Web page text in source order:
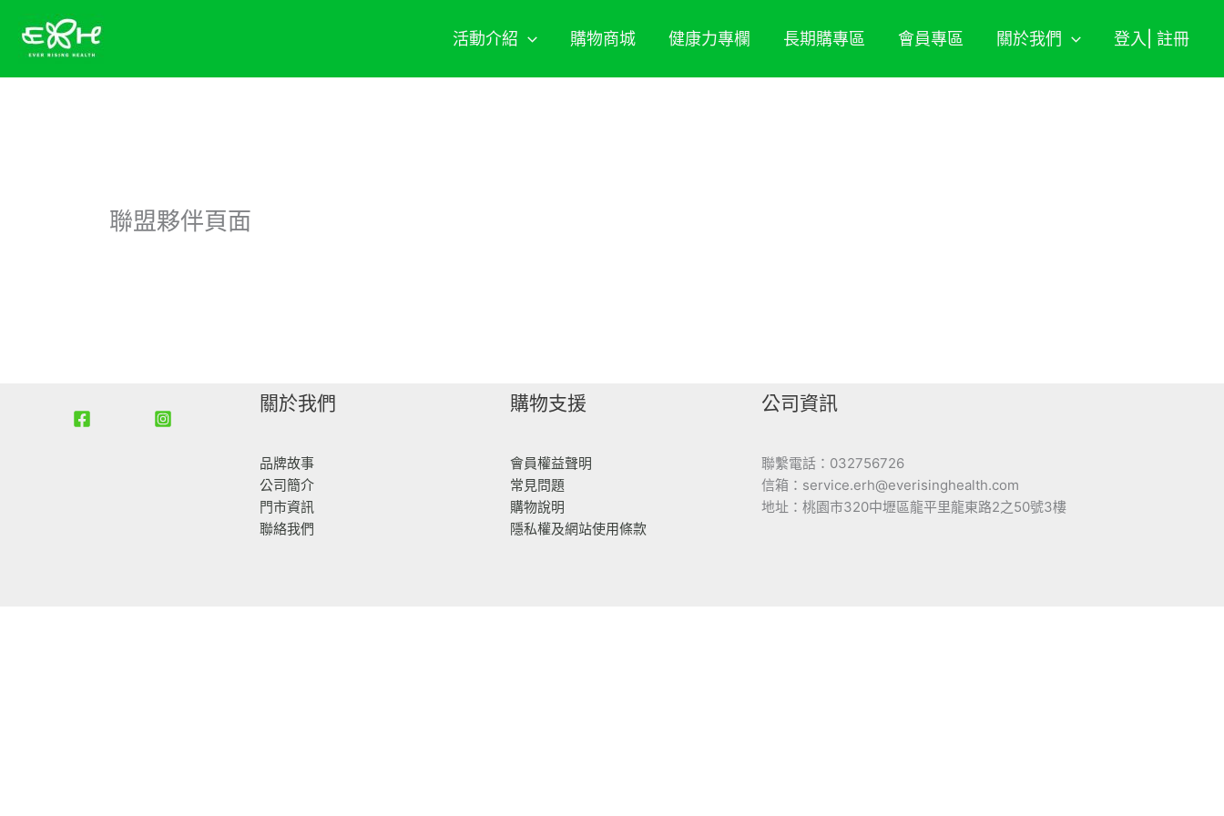
要
活動介紹 購物商城 健康力專欄 長期購專區 會員專區 關於我們 登入| 註冊
聯盟夥伴頁面
關於我們
品牌故事
公司簡介
門市資訊
聯絡我們
購物支援
會員權益聲明
常見問題
購物說明
隱私權及網站使用條款
公司資訊
聯繫電話：032756726
信箱：service.erh@everisinghealth.com
地址：桃園市320中壢區龍平里龍東路2之50號3樓